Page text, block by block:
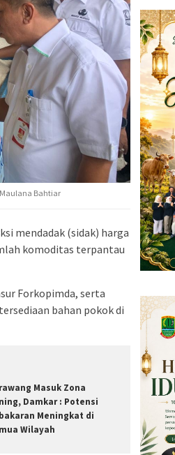
Bahtiar
mendadak (sidak) harga
komoditas terpantau
Forkopimda, serta
bahan pokok di
Masuk Zona
Damkar : Potensi
Meningkat di
Wilayah